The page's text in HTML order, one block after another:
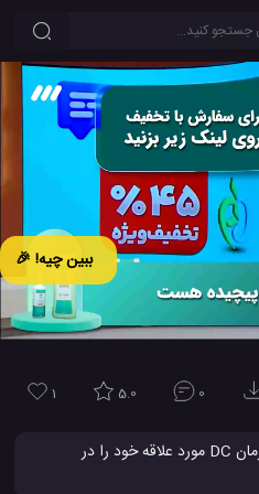
ببین چیه! 🎉
1 5.0 0
شخصیت و قدرت نسخه نهایی قهرمان DC مورد علاقه خود را در